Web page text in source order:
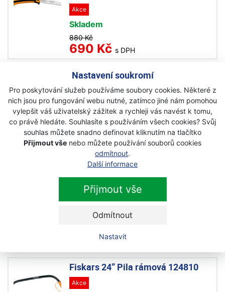
Nastavení soukromí
Pro poskytování služeb používáme soubory cookies. Některé z
nich jsou pro fungování webu nutné, zatímco jiné nám pomohou
vylepšit váš uživatelský zážitek a rychleji vás navést k tomu,
co právě hledáte. Souhlasíte s používáním všech cookies? Svůj
souhlas můžete snadno definovat kliknutím na tlačítko
Přijmout vše nebo můžete používání souborů cookies
odmítnout.
Další informace
Přijmout vše
Odmítnout
Nastavit
Akce
Skladem
880 Kč
690 Kč s DPH
Fiskars Zahradní pilka s pevnou
čepelí 123840
Akce
Skladem
1 599 Kč
1 199 Kč s DPH
Fiskars 21” Pila rámová 124800
Akce
Skladem
399 Kč s DPH
Fiskars 24” Pila rámová 124810
Akce